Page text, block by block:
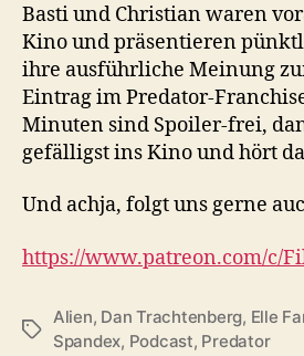
Basti und Christian waren
Kino und präsentieren
ihre ausführliche Meinung
Eintrag im Predator-
Minuten sind Spoiler-frei,
gefälligst ins Kino und hört
Und achja, folgt uns gerne
https://www.patreon.com/c/
Schlagwörter
Alien, Dan Trachtenberg, Elle
Spandex, Podcast, Predator